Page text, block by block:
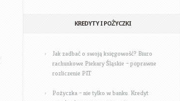
KREDYTY I POŻYCZKI
Jak zadbać o swoją księgowość? Biuro
rachunkowe Piekary Śląskie – poprawne
rozliczenie PIT
Pożyczka – nie tylko w banku. Kredyt